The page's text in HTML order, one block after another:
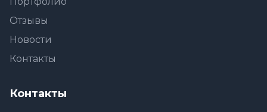
Отзывы
Новости
Контакты
Контакты